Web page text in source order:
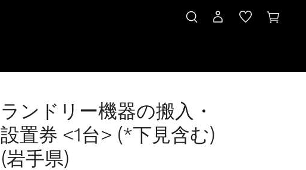
ランドリー機器の搬入・
設置券 <1台> (*下見含む)
(岩手県)